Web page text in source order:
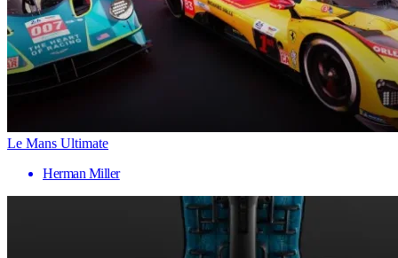
Le Mans Ultimate
Herman Miller